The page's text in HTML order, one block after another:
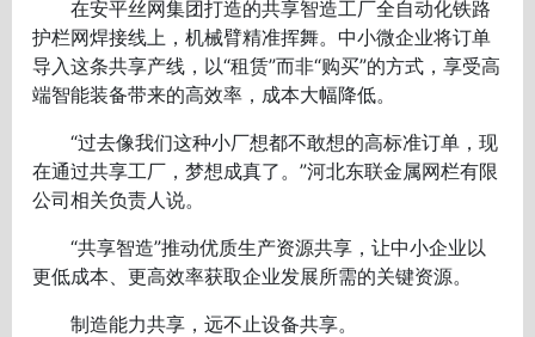
在安平丝网集团打造的共享智造工厂全自动化铁路
护栏网焊接线上，机械臂精准挥舞。中小微企业将订单
导入这条共享产线，以“租赁”而非“购买”的方式，享受高
端智能装备带来的高效率，成本大幅降低。
“过去像我们这种小厂想都不敢想的高标准订单，现
在通过共享工厂，梦想成真了。”河北东联金属网栏有限
公司相关负责人说。
“共享智造”推动优质生产资源共享，让中小企业以
更低成本、更高效率获取企业发展所需的关键资源。
制造能力共享，远不止设备共享。